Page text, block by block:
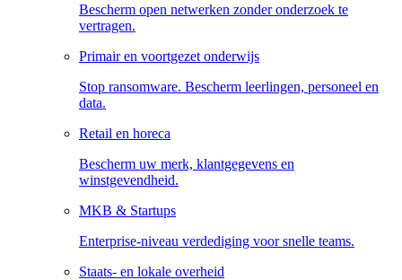
Bescherm open netwerken zonder onderzoek te
vertragen.
Primair en voortgezet onderwijs
Stop ransomware. Bescherm leerlingen, personeel en
data.
Retail en horeca
Bescherm uw merk, klantgegevens en
winstgevendheid.
MKB & Startups
Enterprise-niveau verdediging voor snelle teams.
Staats- en lokale overheid